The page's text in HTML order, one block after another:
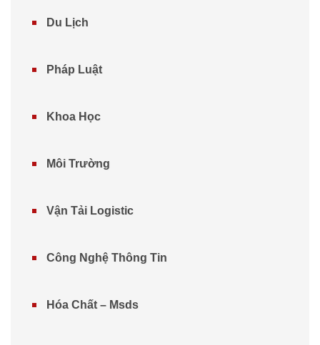
Du Lịch
Pháp Luật
Khoa Học
Môi Trường
Vận Tải Logistic
Công Nghệ Thông Tin
Hóa Chất – Msds